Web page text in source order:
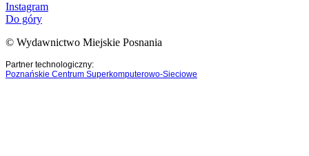
Instagram
Do góry
© Wydawnictwo Miejskie Posnania
Partner technologiczny:
Poznańskie Centrum Superkomputerowo-Sieciowe